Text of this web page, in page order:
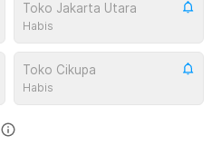
Toko Jakarta Utara
Habis
Toko Cikupa
Habis